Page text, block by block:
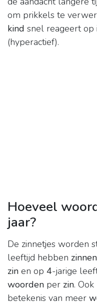
om prikkels te
kind snel reageert op
(hyperactief).
Hoeveel
jaar?
De zinnetjes worden
leeftijd hebben zinnen
zin en op 4-jarige
woorden per zin.
betekenis van meer